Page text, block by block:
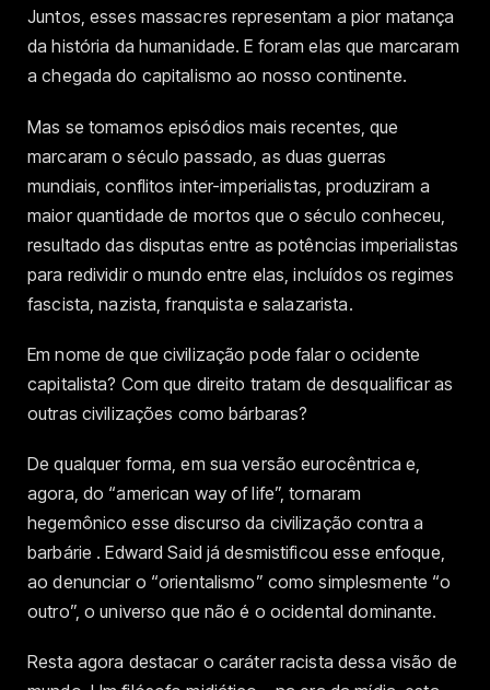
Juntos, esses massacres representam a pior matança
da história da humanidade. E foram elas que marcaram
a chegada do capitalismo ao nosso continente.
Mas se tomamos episódios mais recentes, que
marcaram o século passado, as duas guerras
mundiais, conflitos inter-imperialistas, produziram a
maior quantidade de mortos que o século conheceu,
resultado das disputas entre as potências imperialistas
para redividir o mundo entre elas, incluídos os regimes
fascista, nazista, franquista e salazarista.
Em nome de que civilização pode falar o ocidente
capitalista? Com que direito tratam de desqualificar as
outras civilizações como bárbaras?
De qualquer forma, em sua versão eurocêntrica e,
agora, do “american way of life”, tornaram
hegemônico esse discurso da civilização contra a
barbárie . Edward Said já desmistificou esse enfoque,
ao denunciar o “orientalismo” como simplesmente “o
outro”, o universo que não é o ocidental dominante.
Resta agora destacar o caráter racista dessa visão de